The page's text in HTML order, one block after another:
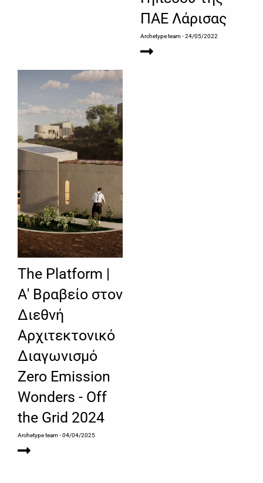
ΠΑΕ Λάρισας
Archetype team- 24/05/2022
The Platform |
Α' Βραβείο στον
Διεθνή
Αρχιτεκτονικό
Διαγωνισμό
Zero Emission
Wonders - Off
the Grid 2024
Archetype team- 04/04/2025